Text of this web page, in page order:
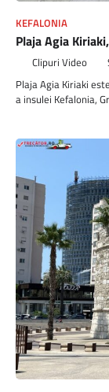
KEFALONIA
Plaja Agia
Clipuri Video
Plaja Agia Kiriaki
a insulei Kefalonia,